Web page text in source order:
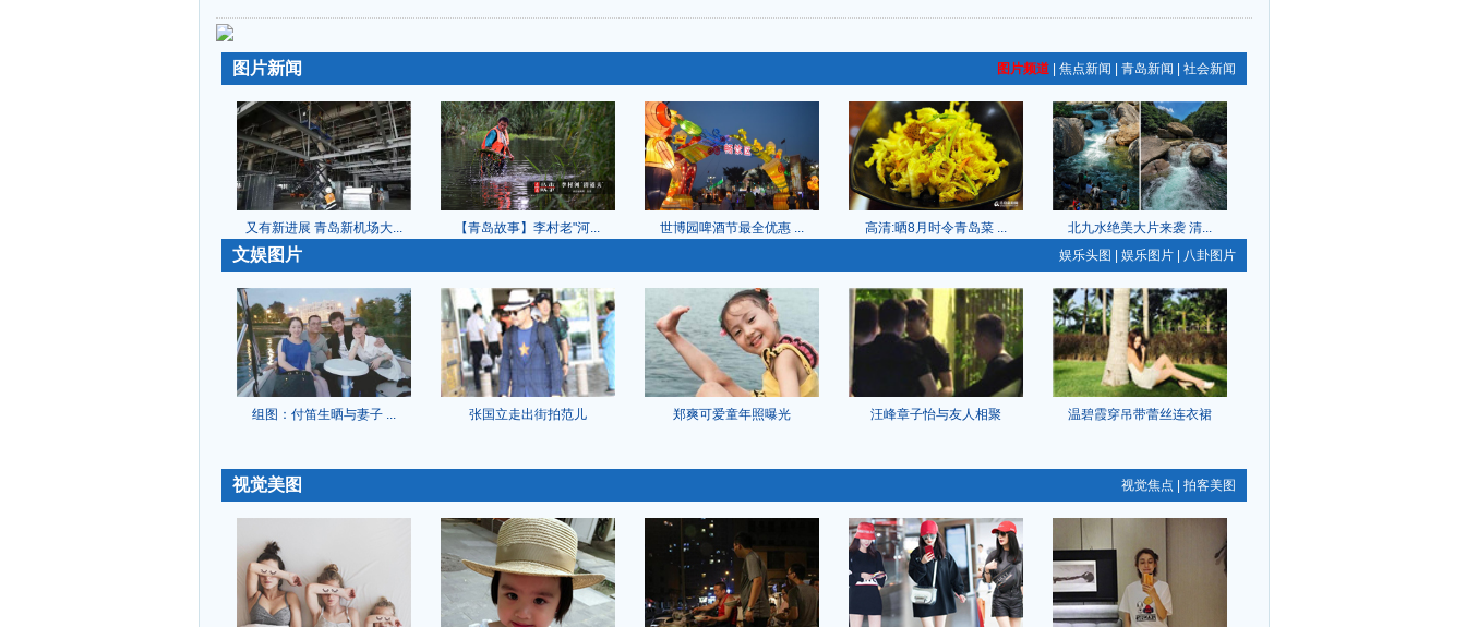
-
-
图片频道 焦点新闻 青岛新闻 社会新闻
图片新闻
又有新进展 青岛新机场大... 【青岛故事】李村老"河... 世博园啤酒节最全优惠 ... 高清:晒8月时令青岛菜 ...
北九水绝美大片来袭 清...
娱乐头图 娱乐图片 八卦图片
文娱图片
组图：付笛生晒与妻子 ... 张国立走出街拍范儿 郑爽可爱童年照曝光 汪峰章子怡与友人相聚 温碧霞穿吊带蕾丝连衣裙
视觉焦点 拍客美图
视觉美图